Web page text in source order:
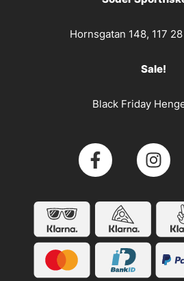
Hornsgatan 148, 117
Sale!
Black Friday